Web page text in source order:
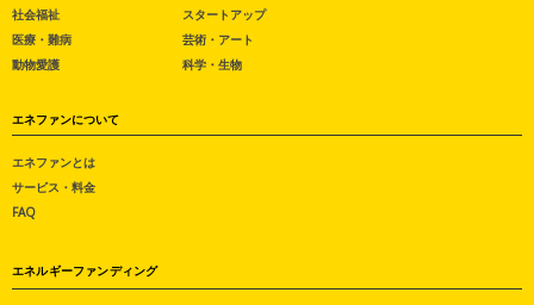
社会福祉
医療・難病
動物愛護
スタートアップ
芸術・アート
科学・生物
エネファンについて
エネファンとは
サービス・料金
FAQ
エネルギーファンディング